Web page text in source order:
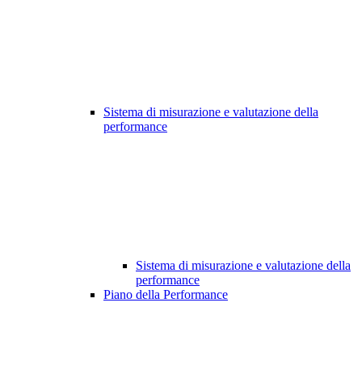
Sistema di misurazione e valutazione della
performance
Sistema di misurazione e valutazione della
performance
Piano della Performance